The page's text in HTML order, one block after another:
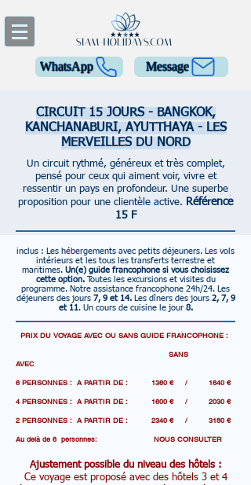
WhatsApp Message
CIRCUIT 15 JOURS - BANGKOK,
KANCHANABURI, AYUTTHAYA - LES
MERVEILLES DU NORD
Un circuit rythmé, généreux et très complet,
pensé pour ceux qui aiment voir, vivre et
ressentir un pays en profondeur. Une superbe
proposition pour une clientèle active.
Référence
15 F
inclus : Les hébergements avec petits déjeuners.
Les vols
intérieurs et les tous les transferts terrestre et
maritimes. Un(e) guide francophone si vous choisissez
cette option. Toutes les excursions et visites du
programme. Notre assistance francophone 24h/24.
Les
déjeuners des jours7, 9 et 14. Les dîners des jours 2, 7, 9
et 11. Un cours de cuisine le jour 8.
PRIX DU VOYAGE AVEC OU SANS GUIDE FRANCOPHONE :
SANS
AVEC
6 PERSONNES : A PARTIR DE : 1360 € / 1640 €
4 PERSONNES : A PARTIR DE : 1600 € / 2030 €
2 PERSONNES : A PARTIR DE : 2340 € / 3180 €
Au delà de 6 personnes: NOUS CONSULTER
Ajustement possible du niveau des hôtels :
Ce voyage est proposé avec des hôtels 3 et 4